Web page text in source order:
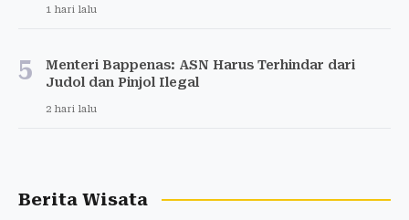
1 hari lalu
5
Menteri Bappenas: ASN Harus Terhindar dari
Judol dan Pinjol Ilegal
2 hari lalu
Berita Wisata